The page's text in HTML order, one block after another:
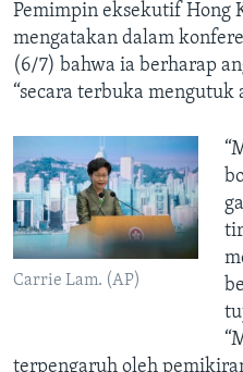
Pemimpin eksekutif Hong
mengatakan dalam
(6/7) bahwa ia berharap
“secara terbuka mengutuk
Carrie Lam. (AP)
terpengaruh oleh